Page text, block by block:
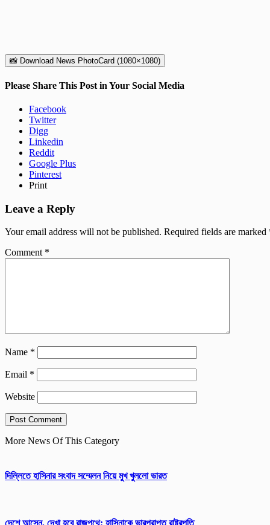
📸 Download News PhotoCard (1080×1080)
Please Share This Post in Your Social Media
Facebook
Twitter
Digg
Linkedin
Reddit
Google Plus
Pinterest
Print
Leave a Reply
Your email address will not be published. Required fields are marked
Comment *
Name *
Email *
Website
More News Of This Category
দিল্লিতে হাসিনার সংবাদ সম্মেলন নিয়ে মুখ খুললো ভারত